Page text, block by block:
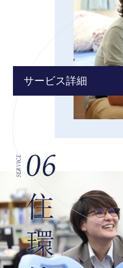
サービス詳細